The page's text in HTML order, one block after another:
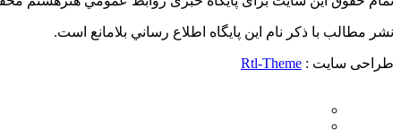
نشر مطالب با ذکر نام اين پايگاه اطلاع رساني بلامانع است.
طراحی سایت : Rtl-Theme